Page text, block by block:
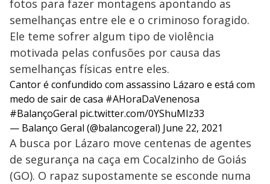
fotos para fazer montagens apontando as
semelhanças entre ele e o criminoso foragido.
Ele teme sofrer algum tipo de violência
motivada pelas confusões por causa das
semelhanças físicas entre eles.
Cantor é confundido com assassino Lázaro e está com
medo de sair de casa #AHoraDaVenenosa
#BalançoGeral pic.twitter.com/0YShuMIz33
— Balanço Geral (@balancogeral) June 22, 2021
A busca por Lázaro move centenas de agentes
de segurança na caça em Cocalzinho de Goiás
(GO). O rapaz supostamente se esconde numa